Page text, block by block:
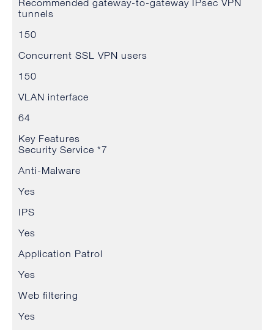
Recommended gateway-to-gateway IPsec VPN
tunnels
150
Concurrent SSL VPN users
150
VLAN interface
64
Key Features
Security Service *7
Anti-Malware
Yes
IPS
Yes
Application Patrol
Yes
Web filtering
Yes